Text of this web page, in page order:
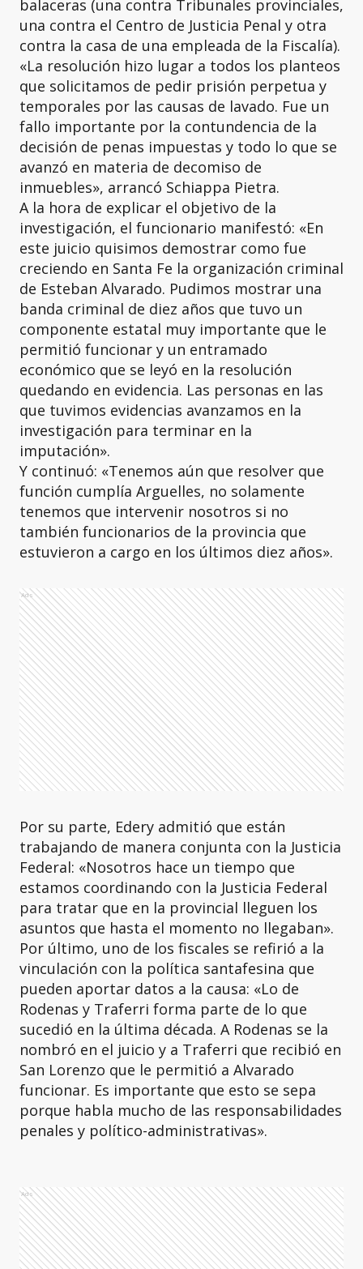
balaceras (una contra Tribunales provinciales,
una contra el Centro de Justicia Penal y otra
contra la casa de una empleada de la Fiscalía).
«La resolución hizo lugar a todos los planteos
que solicitamos de pedir prisión perpetua y
temporales por las causas de lavado. Fue un
fallo importante por la contundencia de la
decisión de penas impuestas y todo lo que se
avanzó en materia de decomiso de
inmuebles», arrancó Schiappa Pietra.
A la hora de explicar el objetivo de la
investigación, el funcionario manifestó: «En
este juicio quisimos demostrar como fue
creciendo en Santa Fe la organización criminal
de Esteban Alvarado. Pudimos mostrar una
banda criminal de diez años que tuvo un
componente estatal muy importante que le
permitió funcionar y un entramado
económico que se leyó en la resolución
quedando en evidencia. Las personas en las
que tuvimos evidencias avanzamos en la
investigación para terminar en la
imputación».
Y continuó: «Tenemos aún que resolver que
función cumplía Arguelles, no solamente
tenemos que intervenir nosotros si no
también funcionarios de la provincia que
estuvieron a cargo en los últimos diez años».
Ads
Por su parte, Edery admitió que están
trabajando de manera conjunta con la Justicia
Federal: «Nosotros hace un tiempo que
estamos coordinando con la Justicia Federal
para tratar que en la provincial lleguen los
asuntos que hasta el momento no llegaban».
Por último, uno de los fiscales se refirió a la
vinculación con la política santafesina que
pueden aportar datos a la causa: «Lo de
Rodenas y Traferri forma parte de lo que
sucedió en la última década. A Rodenas se la
nombró en el juicio y a Traferri que recibió en
San Lorenzo que le permitió a Alvarado
funcionar. Es importante que esto se sepa
porque habla mucho de las responsabilidades
penales y político-administrativas».
Ads